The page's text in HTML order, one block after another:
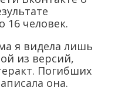
16 человек.
я видела лишь
из версий,
Погибших
она.